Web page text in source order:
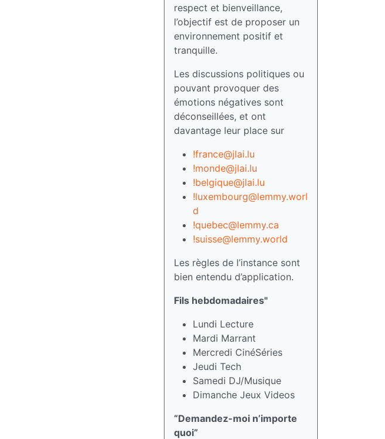
respect et bienveillance,
l’objectif est de proposer un
environnement positif et
tranquille.
Les discussions politiques ou
pouvant provoquer des
émotions négatives sont
déconseillées, et ont
davantage leur place sur
!france@jlai.lu
!monde@jlai.lu
!belgique@jlai.lu
!luxembourg@lemmy.worl
d
!quebec@lemmy.ca
!suisse@lemmy.world
Les règles de l’instance sont
bien entendu d’application.
Fils hebdomadaires"
Lundi Lecture
Mardi Marrant
Mercredi CinéSéries
Jeudi Tech
Samedi DJ/Musique
Dimanche Jeux Videos
“Demandez-moi n’importe
quoi”